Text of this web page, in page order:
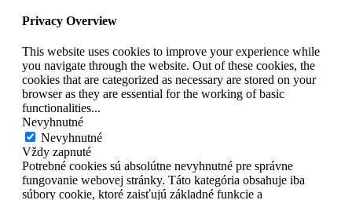
Privacy Overview
This website uses cookies to improve your experience while
you navigate through the website. Out of these cookies, the
cookies that are categorized as necessary are stored on your
browser as they are essential for the working of basic
functionalities...
Nevyhnutné
Nevyhnutné
Vždy zapnuté
Potrebné cookies sú absolútne nevyhnutné pre správne
fungovanie webovej stránky. Táto kategória obsahuje iba
súbory cookie, ktoré zaisťujú základné funkcie a